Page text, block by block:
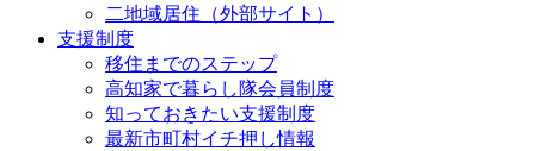
二地域居住（外部サイト）
支援制度
移住までのステップ
高知家で暮らし隊会員制度
知っておきたい支援制度
最新市町村イチ押し情報